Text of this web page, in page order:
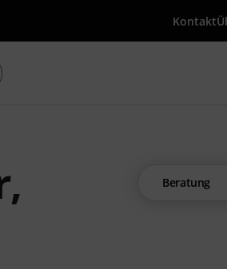
Kontakt
mit Suchwort {searchTerm}
Beratung